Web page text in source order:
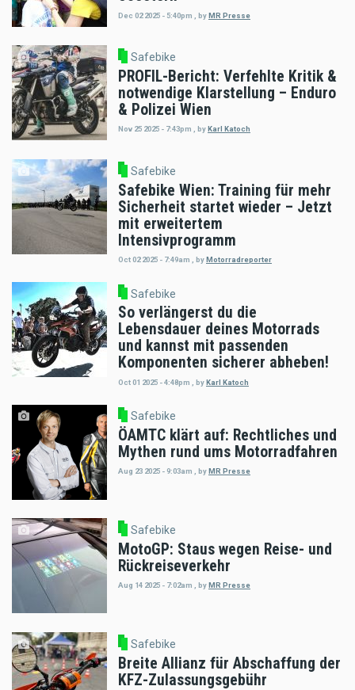
Dec 02 2025 - 5:40pm byMR Presse
Safebike
PROFIL-Bericht: Verfehlte Kritik &
notwendige Klarstellung – Enduro
& Polizei Wien
Nov 25 2025 - 7:43pm , byKarl Katoch
Safebike
Safebike Wien: Training für mehr
Sicherheit startet wieder – Jetzt
mit erweitertem
Intensivprogramm
Oct 02 2025 - 7:49am byMotorradreporter
Safebike
So verlängerst du die
Lebensdauer deines Motorrads
und kannst mit passenden
Komponenten sicherer abheben!
Oct 01 2025 - 4:48pm byKarl Katoch
Safebike
ÖAMTC klärt auf: Rechtliches und
Mythen rund ums Motorradfahren
Aug 23 2025 - 9:03am , by MR Presse
Safebike
MotoGP: Staus wegen Reise- und
Rückreiseverkehr
Aug 14 2025 - 7:02am byMR Presse
Safebike
Breite Allianz für Abschaffung der
KFZ-Zulassungsgebühr